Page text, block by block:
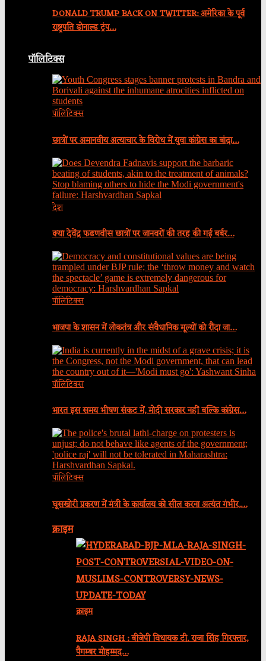
DONALD TRUMP BACK ON TWITTER: अमेरिका के पूर्व
राष्ट्रपति डोनाल्ड ट्रंप…
पॉलिटिक्स
पॉलिटिक्स
छात्रों पर अमानवीय अत्याचार के विरोध में युवा कांग्रेस का बांद्रा…
देश
क्या देवेंद्र फडणवीस छात्रों पर जानवरों की तरह की गई बर्बर…
पॉलिटिक्स
भाजपा के शासन में लोकतंत्र और संवैधानिक मूल्यों को रौंदा जा…
पॉलिटिक्स
भारत इस समय भीषण संकट में, मोदी सरकार नहीं बल्कि कांग्रेस…
पॉलिटिक्स
घूसखोरी प्रकरण में मंत्री के कार्यालय को सील करना अत्यंत गंभीर,…
क्राइम
क्राइम
RAJA SINGH : बीजेपी विधायक टी. राजा सिंह गिरफ्तार,
पैगम्बर मोहम्मद…